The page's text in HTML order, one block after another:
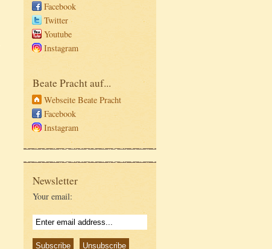
Facebook
Twitter
Youtube
Instagram
Beate Pracht auf...
Webseite Beate Pracht
Facebook
Instagram
Newsletter
Your email: